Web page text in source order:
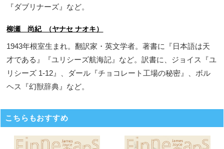
『ダブリナーズ』など。
柳瀬 尚紀 （ヤナセ ナオキ）
1943年根室生まれ。翻訳家・英文学者。著書に『日本語は天
才である』『ユリシーズ航海記』など。訳書に、ジョイス『ユ
リシーズ 1-12』、ダール『チョコレート工場の秘密』、ボル
ヘス『幻獣辞典』など。
こちらもおすすめ